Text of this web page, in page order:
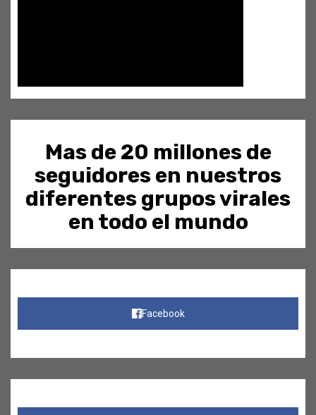
Mas de 20 millones de
seguidores en nuestros
diferentes grupos virales
en todo el mundo
Facebook